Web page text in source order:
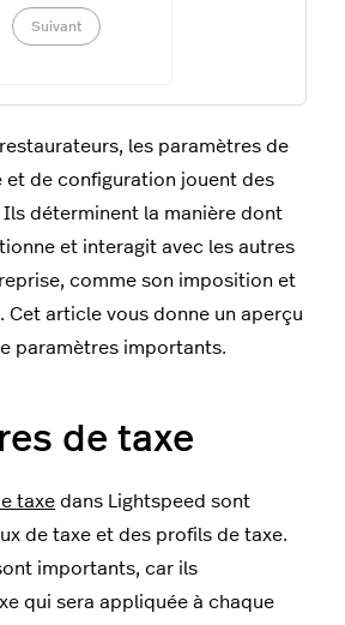
Suivant
les paramètres de
et de configuration jouent des
déterminent la manière dont
et interagit avec les autres
comme son imposition et
Cet article vous donne un aperçu
paramètres importants.
de taxe
taxe dans Lightspeed sont
de taxe et des profils de taxe.
importants, car ils
qui sera appliquée à chaque